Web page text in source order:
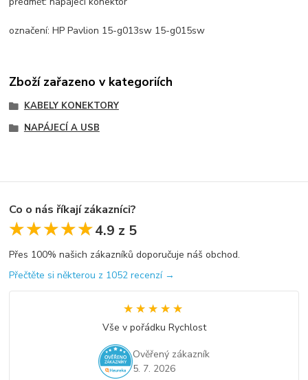
označení: HP Pavlion 15-g013sw 15-g015sw
Zboží zařazeno v kategoriích
KABELY KONEKTORY
NAPÁJECÍ A USB
Co o nás říkají zákazníci?
★★★★★
★★★★★4.9 z 5
Přes 100% našich zákazníků doporučuje náš obchod.
Přečtěte si některou z 1052 recenzí →
★★★★★
★★★★★
Vše v pořádku Rychlost
Ověřený zákazník
5. 7. 2026